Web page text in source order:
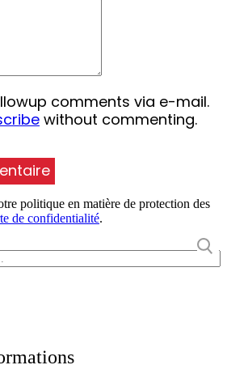
comments via e-mail.
without commenting.
politique en matière de protection des
de confidentialité.